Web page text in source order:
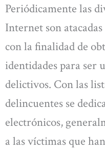
Periódicamente las
Internet son
con la finalidad de
identidades para ser
delictivos. Con las
delincuentes se
electrónicos,
a las víctimas que